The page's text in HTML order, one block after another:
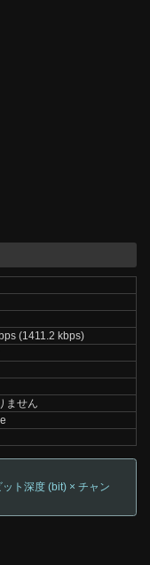
(1411.2 kbps)
ません
ト深度 (bit) × チャン